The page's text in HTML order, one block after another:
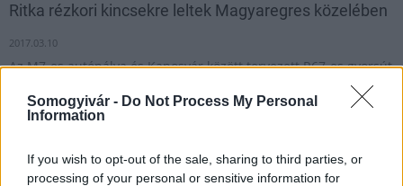
Somogyivár - Do Not Process My Personal
Information
If you wish to opt-out of the sale, sharing to third parties, or
processing of your personal or sensitive information for
Ritka rézkori kincsekre leltek Magyaregres közelében
2017.03.10
Az M7-es autópálya és Kaposvár között tervezett R67-es gyorsút
építését megelőző feltárás során ritka, rézkori régészeti lelet
került elő a Somogy megyei Magyaregres közelében.
1